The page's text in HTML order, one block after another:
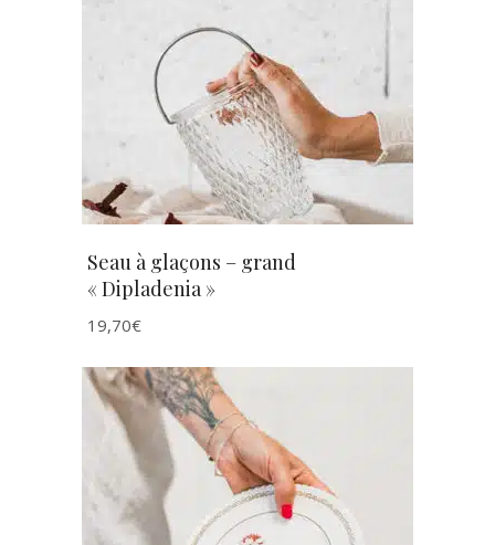
AJOUTER AU PANIER
Seau à glaçons – grand
« Dipladenia »
19,70€
AJOUTER AU PANIER